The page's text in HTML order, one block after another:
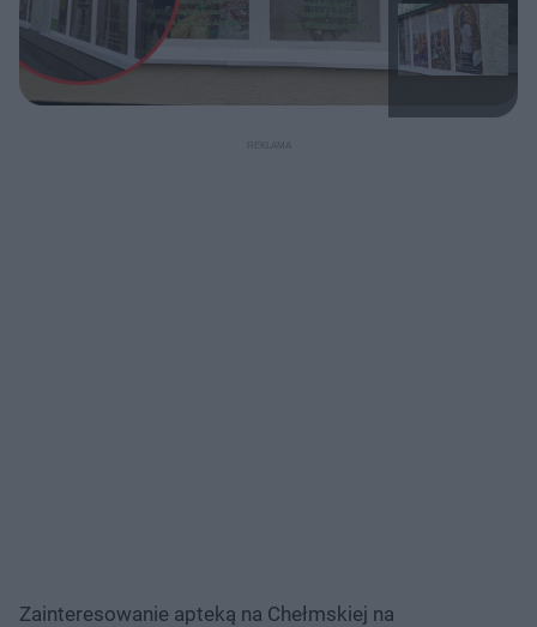
Zainteresowanie apteką na Chełmskiej na